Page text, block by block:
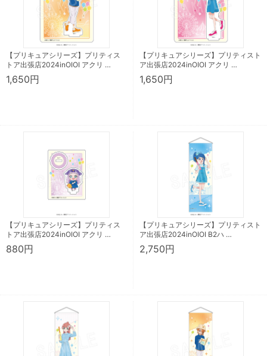
【プリキュアシリーズ】プリティス
トア出張店2024inOIOI アクリ …
1,650円
【プリキュアシリーズ】プリティスト
ア出張店2024inOIOI アクリ …
1,650円
【プリキュアシリーズ】プリティス
トア出張店2024inOIOI アクリ …
880円
【プリキュアシリーズ】プリティスト
ア出張店2024inOIOI B2ハ …
2,750円